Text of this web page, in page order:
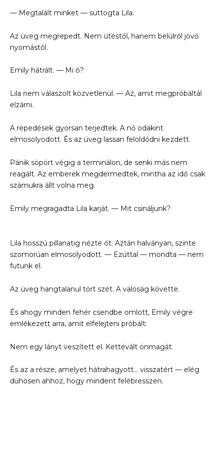
— Megtalált minket — suttogta Lila.
Az üveg megrepedt. Nem ütéstől, hanem belülről jövő
nyomástól.
Emily hátrált. — Mi ő?
Lila nem válaszolt közvetlenül. — Az, amit megpróbáltál
elzárni.
A repedések gyorsan terjedtek. A nő odakint
elmosolyodott. És az üveg lassan feloldódni kezdett.
Pánik söpört végig a terminálon, de senki más nem
reagált. Az emberek megdermedtek, mintha az idő csak
számukra állt volna meg.
Emily megragadta Lila karját. — Mit csináljunk?
Lila hosszú pillanatig nézte őt. Aztán halványan, szinte
szomorúan elmosolyodott. — Ezúttal — mondta — nem
futunk el.
Az üveg hangtalanul tört szét. A valóság követte.
És ahogy minden fehér csendbe omlott, Emily végre
emlékezett arra, amit elfelejteni próbált:
Nem egy lányt veszített el. Kettévált önmagát.
És az a része, amelyet hátrahagyott… visszatért — elég
dühösen ahhoz, hogy mindent felébresszen.